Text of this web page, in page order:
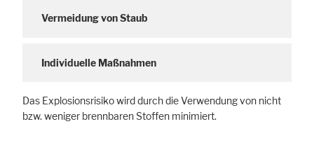
Vermeidung von Staub
Individuelle Maßnahmen
Das Explosionsrisiko wird durch die Verwendung von nicht
bzw. weniger brennbaren Stoffen minimiert.